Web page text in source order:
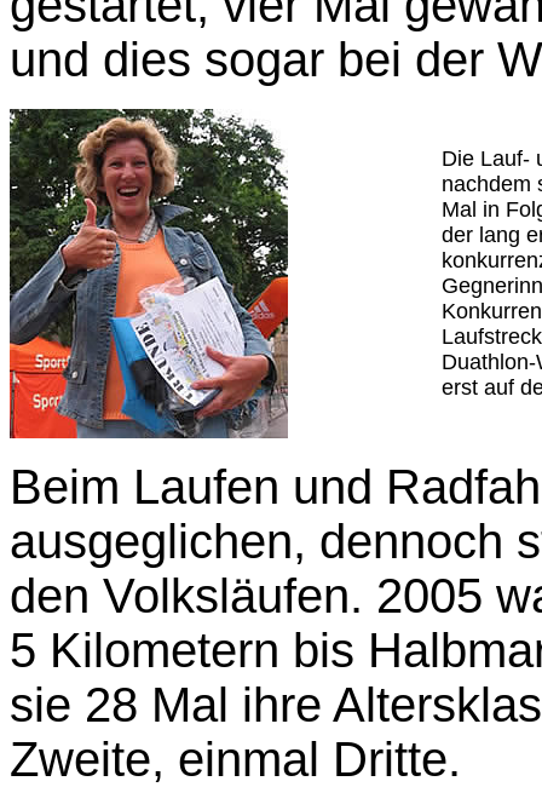
und dies sogar bei der
Die Lauf-
nachdem
Mal in
der lang
erst auf
Beim Laufen und
ausgeglichen, dennoch
den Volksläufen. 2005
5 Kilometern bis
sie 28 Mal ihre
Zweite, einmal Dritte.